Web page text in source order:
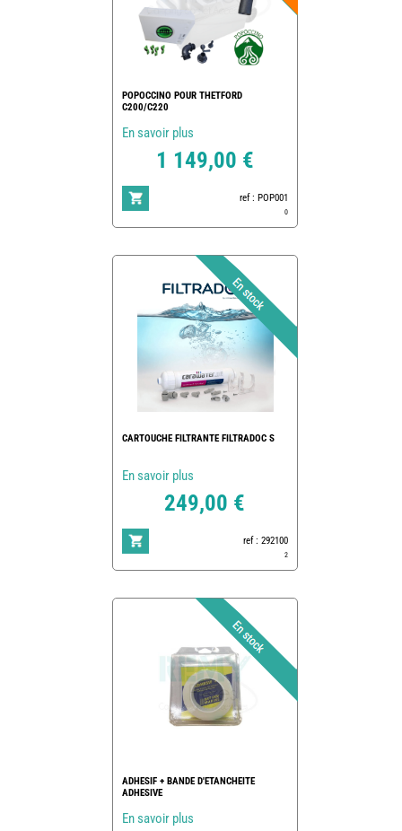
POPOCCINO POUR THETFORD
C200/C220
En savoir plus
1 149,00 €
ref : POP001
0
CARTOUCHE FILTRANTE FILTRADOC S
En savoir plus
249,00 €
ref : 292100
2
ADHESIF + BANDE D'ETANCHEITE
ADHESIVE
En savoir plus